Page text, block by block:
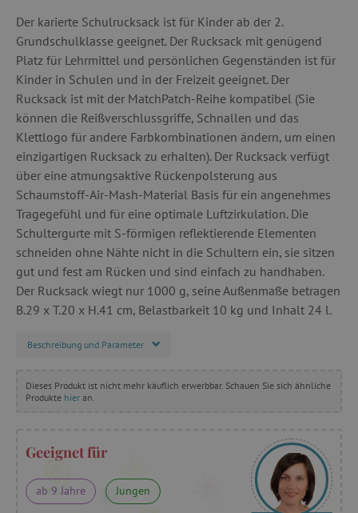
Der karierte Schulrucksack ist für Kinder ab der 2.
Grundschulklasse geeignet. Der Rucksack mit genügend
Platz für Lehrmittel und persönlichen Gegenständen ist für
Kinder in Schulen und in der Freizeit geeignet. Der
Rucksack ist mit der MatchPatch-Reihe kompatibel (Sie
können die Reißverschlussgriffe, Schnallen und das
Klettlogo für andere Farbkombinationen ändern, um einen
einzigartigen Rucksack zu erhalten). Der Rucksack verfügt
über eine atmungsaktive Rückenpolsterung aus
Schaumstoff-Air-Mash-Material Basis für ein angenehmes
Tragegefühl und für eine optimale Luftzirkulation. Die
Schultergurte mit S-förmigen reflektierende Elementen
schneiden ohne Nähte nicht in die Schultern ein, sie sitzen
gut und fest am Rücken und sind einfach zu handhaben.
Der Rucksack wiegt nur 1000 g, seine Außenmaße betragen
B.29 x T.20 x H.41 cm, Belastbarkeit 10 kg und Inhalt 24 l.
Beschreibung und Parameter
Dieses Produkt ist nicht mehr käuflich erwerbbar. Schauen Sie sich ähnliche
Produkte hier an.
Geeignet für
ab 9 Jahre Jungen